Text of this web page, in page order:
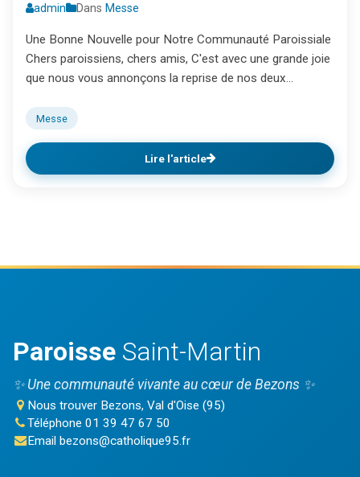
admin Dans Messe
Une Bonne Nouvelle pour Notre Communauté Paroissiale
Chers paroissiens, chers amis, C'est avec une grande joie
que nous vous annonçons la reprise de nos deux...
Messe
Lire l'article
Paroisse Saint-Martin
✨ Une communauté vivante au cœur de Bezons ✨
Nous trouver Bezons, Val d'Oise (95)
Téléphone 01 39 47 67 50
Email bezons@catholique95.fr